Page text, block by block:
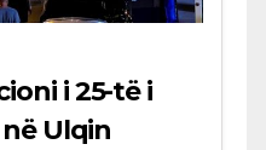
i 25-të i
Ulqin